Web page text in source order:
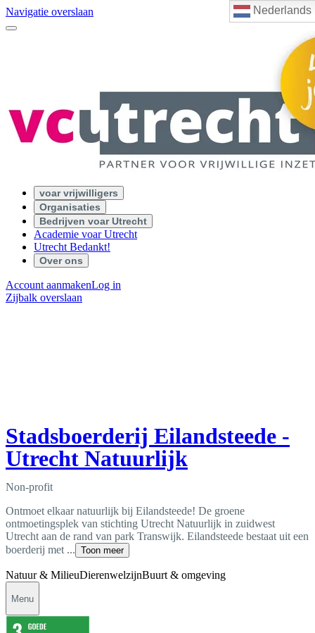
Nederlands
Navigatie overslaan
voar vrijwilligers
Organisaties
Bedrijven voar Utrecht
Academie voar Utrecht
Utrecht Bedankt!
Over ons
Account aanmakenLog in
Zijbalk overslaan
Stadsboerderij Eilandsteede -
Utrecht Natuurlijk
Non-profit
Ontmoet elkaar natuurlijk bij Eilandsteede! De groene
ontmoetingsplek van stichting Utrecht Natuurlijk in zuidwest
Utrecht aan de rand van park Transwijk. Eilandsteede bestaat uit een
boerderij met ... Toon meer
Natuur & MilieuDierenwelzijnBuurt & omgeving
Menu